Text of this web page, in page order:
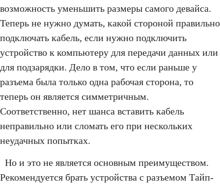
возможность уменьшить размеры самого девайса.
Теперь не нужно думать, какой стороной правильно
подключать кабель, если нужно подключить
устройство к компьютеру для передачи данных или
для подзарядки. Дело в том, что если раньше у
разъема была только одна рабочая сторона, то
теперь он является симметричным.
Соответственно, нет шанса вставить кабель
неправильно или сломать его при нескольких
неудачных попытках.
Но и это не является основным преимуществом.
Рекомендуется брать устройства с разъемом Тайп-